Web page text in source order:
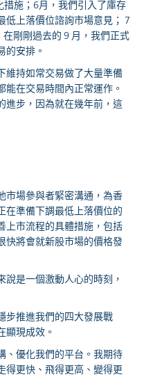
措施；6月，我們引入了庫存
低上落價位諮詢市場意見； 7
剛剛過去的 9 月，我們正式
的安排。
維持如常交易做了大量準備
能在交易時間內正常運作。
進步，因為就在幾年前，這
市場參與者緊密溝通，為香
在準備下調最低上落價位的
上市流程的具體措施，包括
快將會就新股市場的價格發
是一個激動人心的時刻，
步推進我們的四大發展戰
顯現成效。
、優化我們的平台。我期待
得更快、飛得更高、變得更